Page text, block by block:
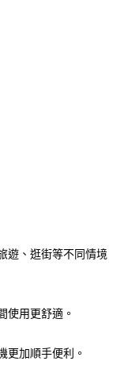
遊、逛街等不同情境
使用更舒適。
更加順手便利。